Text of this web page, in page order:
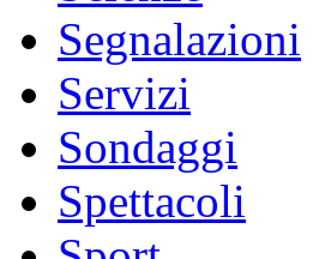
Segnalazioni
Servizi
Sondaggi
Spettacoli